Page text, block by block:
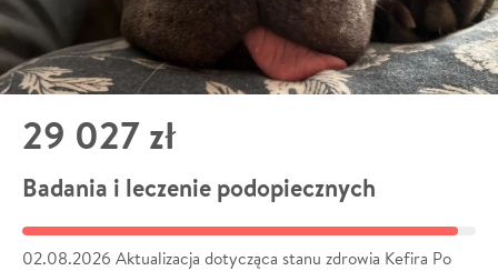
29 027 zł
Badania i leczenie podopiecznych
02.08.2026 Aktualizacja dotycząca stanu zdrowia Kefira Po